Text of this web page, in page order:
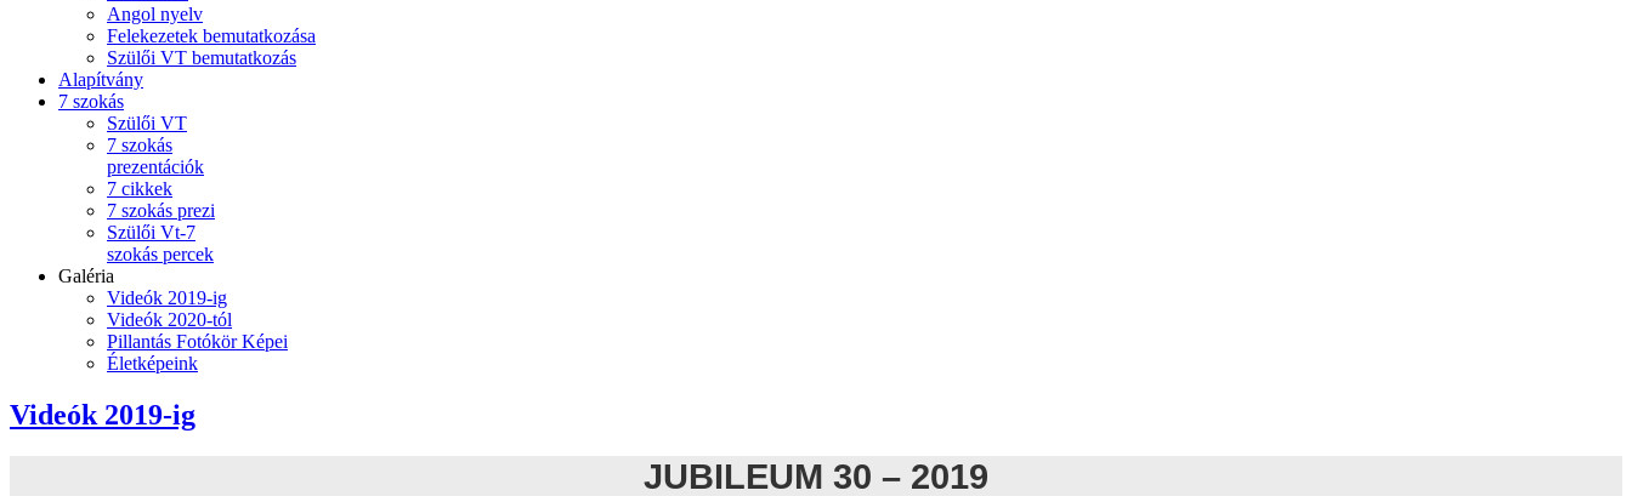
Angol nyelv
Felekezetek bemutatkozása
Szülői VT bemutatkozás
Alapítvány
7 szokás
Szülői VT
7 szokás
prezentációk
7 cikkek
7 szokás prezi
Szülői Vt-7
szokás percek
Galéria
Videók 2019-ig
Videók 2020-tól
Pillantás Fotókör Képei
Életképeink
Videók 2019-ig
JUBILEUM 30 – 2019